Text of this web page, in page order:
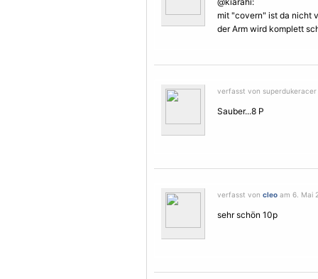
mit "covern" ist da nicht
der Arm wird komplett
verfasst von
Sauber...8 P
verfasst von cleo am 6. Mai
sehr schön 10p